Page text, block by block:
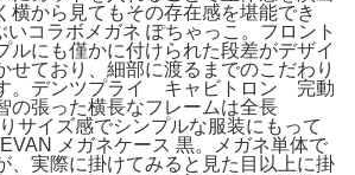
横から見てもその存在感を堪能でき
いコラボメガネ ぽちゃっこ。フロント
ルにも僅かに付けられた段差がデザイ
せており、細部に渡るまでのこだわり
。デンツプライ キャビトロン 完動
張った横長なフレームは全長
サイズ感でシンプルな服装にもって
メガネケース 黒。メガネ単体で
、実際に掛けてみると見た目以上に掛